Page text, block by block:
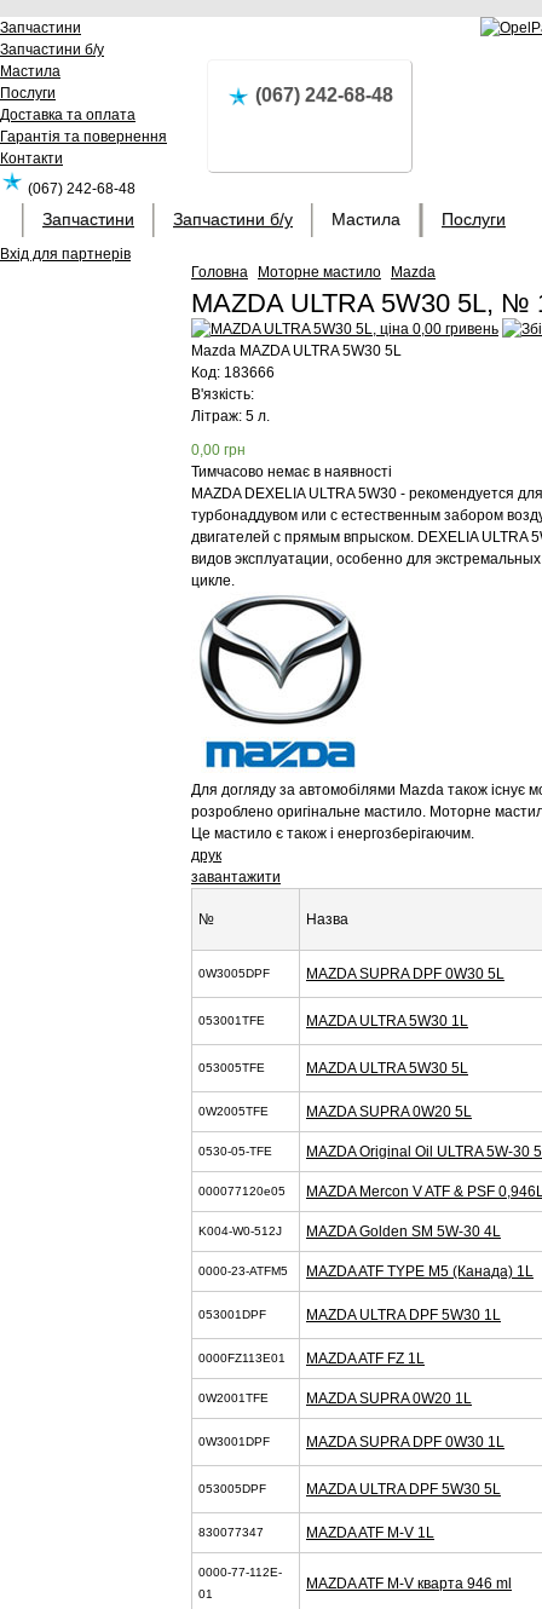
Запчастини
Запчастини б/у
Мастила
Послуги
Доставка та оплата
Гарантія та повернення
Контакти
(067) 242-68-48
Вхід для партнерів
(067) 242-68-48
Запчастини Запчастини б/у Мастила Послуги
Головна Моторне мастило Mazda
MAZDA ULTRA 5W30 5L, №
Mazda MAZDA ULTRA 5W30 5L
Код: 183666
В'язкість:
Літраж: 5 л.
0,00 грн
Тимчасово немає в наявності
MAZDA DEXELIA ULTRA 5W30 - рекомендуется
турбонаддувом или с естественным забором
двигателей с прямым впрыском. DEXELIA ULTRA
видов эксплуатации, особенно для
цикле.
Для догляду за автомобілями Mazda також існує
розроблено оригінальне мастило. Моторне
Це мастило є також і енергозберігаючим.
друк
завантажити
№ Назва
0W3005DPF MAZDA SUPRA DPF 0W30 5L
053001TFE MAZDA ULTRA 5W30 1L
053005TFE MAZDA ULTRA 5W30 5L
0W2005TFE MAZDA SUPRA 0W20 5L
0530-05-TFE MAZDA Original Oil ULTRA 5W-30
000077120e05 MAZDA Mercon V ATF & PSF
K004-W0-512J MAZDA Golden SM 5W-30 4L
0000-23-ATFM5 MAZDA ATF TYPE M5 (Канада) 1L
053001DPF MAZDA ULTRA DPF 5W30 1L
0000FZ113E01 MAZDA ATF FZ 1L
0W2001TFE MAZDA SUPRA 0W20 1L
0W3001DPF MAZDA SUPRA DPF 0W30 1L
053005DPF MAZDA ULTRA DPF 5W30 5L
830077347 MAZDA ATF M-V 1L
0000-77-112E-
01
MAZDA ATF M-V кварта 946 ml